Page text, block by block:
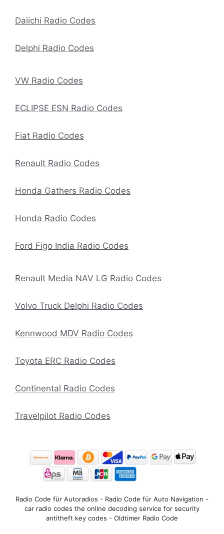
Daiichi Radio Codes
Delphi Radio Codes
VW Radio Codes
ECLIPSE ESN Radio Codes
Fiat Radio Codes
Renault Radio Codes
Honda Gathers Radio Codes
Honda Radio Codes
Ford Figo India Radio Codes
Renault Media NAV LG Radio Codes
Volvo Truck Delphi Radio Codes
Kennwood MDV Radio Codes
Toyota ERC Radio Codes
Continental Radio Codes
Travelpilot Radio Codes
Radio Code für Autoradios - Radio Code für Auto Navigation -
car radio codes the online decoding service for security
antitheft key codes - Oldtimer Radio Code